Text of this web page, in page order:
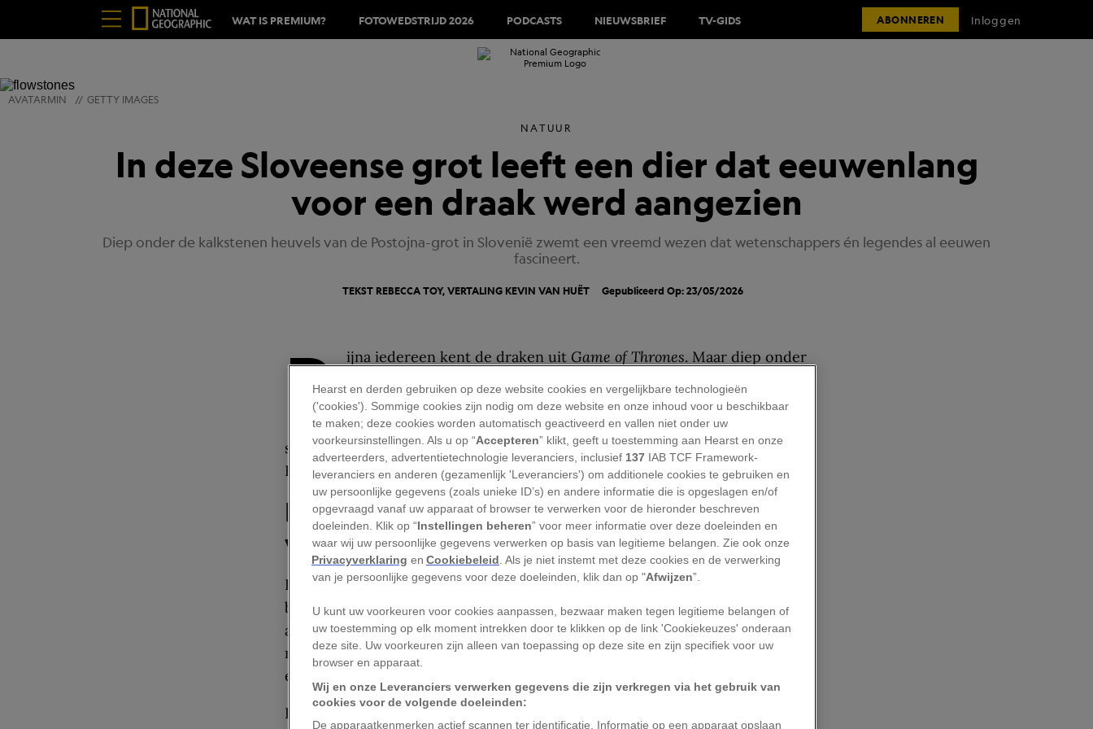
WAT IS PREMIUM? FOTOWEDSTRIJD 2026 PODCASTS NIEUWSBRIEF TV-GIDS ABONNEREN Inloggen
AVATARMIN // GETTY IMAGES
NATUUR
In deze Sloveense grot leeft een dier dat eeuwenlang
voor een draak werd aangezien
Diep onder de kalkstenen heuvels van de Postojna-grot in Slovenië zwemt een vreemd wezen dat wetenschappers én legendes al eeuwen
fascineert.
TEKST REBECCA TOY, VERTALING KEVIN VAN HUËT Gepubliceerd Op: 23/05/2026
B ijna iedereen kent de draken uit Game of Thrones. Maar diep onder
eeuwenlang werkelijk voor een draak werd aangezien. In de
beroemde grotten van Postojna zwemmen bleke, slangachtige
salamanders rond met lange staarten en een bijna buitenaardse uitstraling.
En het bijzondere: je kunt ze gewoon met eigen ogen zien.
De olm, de opvallendste grotbewoner ter
wereld
De mysterieuze dieren, officieel olmen (Proteus anguinus) genoemd,
behoren tot de opvallendste grotbewoners ter wereld. In geen enkele
andere grot is de biodiversiteit zo groot als in Postojna. Tussen krekels,
miljoenpoten en zeldzame kevers leeft hier een dier dat wetenschappers al
eeuwen fascineert.
Hoewel de olmen geen vleugels hebben en geen vuur spuwen, beschikken
Hearst en derden gebruiken op deze website cookies en vergelijkbare technologieën
('cookies'). Sommige cookies zijn nodig om deze website en onze inhoud voor u beschikbaar
te maken; deze cookies worden automatisch geactiveerd en vallen niet onder uw
voorkeursinstellingen. Als u op “Accepteren” klikt, geeft u toestemming aan Hearst en onze
adverteerders, advertentietechnologie leveranciers, inclusief 137 IAB TCF Framework-
leveranciers en anderen (gezamenlijk 'Leveranciers') om additionele cookies te gebruiken en
uw persoonlijke gegevens (zoals unieke ID’s) en andere informatie die is opgeslagen en/of
opgevraagd vanaf uw apparaat of browser te verwerken voor de hieronder beschreven
doeleinden. Klik op “Instellingen beheren” voor meer informatie over deze doeleinden en
waar wij uw persoonlijke gegevens verwerken op basis van legitieme belangen. Zie ook onze
Privacyverklaring enCookiebeleid . Als je niet instemt met deze cookies en de verwerking
van je persoonlijke gegevens voor deze doeleinden, klik dan op "Afwijzen”.
U kunt uw voorkeuren voor cookies aanpassen, bezwaar maken tegen legitieme belangen of
uw toestemming op elk moment intrekken door te klikken op de link 'Cookiekeuzes' onderaan
deze site. Uw voorkeuren zijn alleen van toepassing op deze site en zijn specifiek voor uw
browser en apparaat.
Wij en onze Leveranciers verwerken gegevens die zijn verkregen via het gebruik van
cookies voor de volgende doeleinden:
De apparaatkenmerken actief scannen ter identificatie. Informatie op een apparaat opslaan